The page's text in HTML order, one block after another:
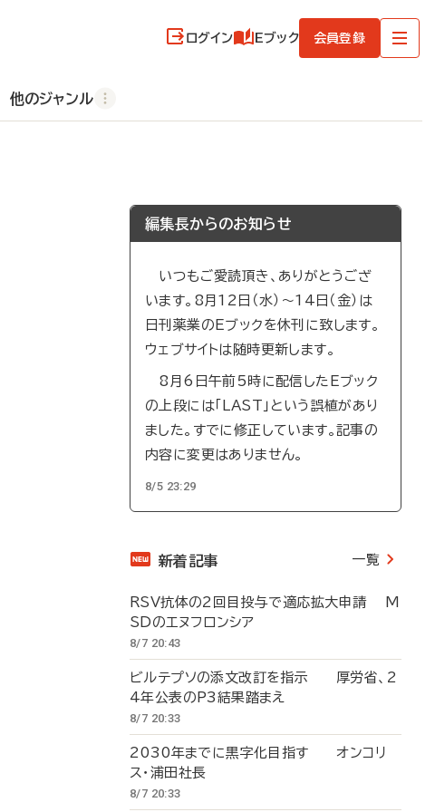
ログイン Eブック 会員登録
他のジャンル
編集長からのお知らせ
いつもご愛読頂き、ありがとうござ
います。8月12日（水）～14日（金）は
日刊薬業のEブックを休刊に致します。
ウェブサイトは随時更新します。
8月6日午前5時に配信したEブック
の上段には「LAST」という誤植があり
ました。すでに修正しています。記事の
内容に変更はありません。
8/5 23:29
新着記事 一覧
RSV抗体の2回目投与で適応拡大申請 M
SDのエヌフロンシア
8/7 20:43
ビルテプソの添文改訂を指示 厚労省、2
4年公表のP3結果踏まえ
8/7 20:33
2030年までに黒字化目指す オンコリ
ス・浦田社長
8/7 20:33